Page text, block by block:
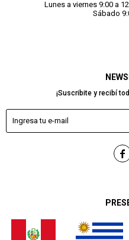
¡Suscribite y recibí

Lunes a viernes 9:00 a
Sábado